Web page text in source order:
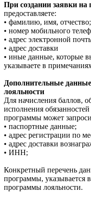
При создании заявки на
предоставляете:
• фамилию, имя, отчество;
• номер мобильного
• адрес электронной
• адрес доставки
• иные данные, которые
указываете в
Дополнительные
лояльности
Для начисления баллов,
исполнения
программы может
• паспортные данные;
• адрес регистрации по
• адрес доставки
• ИНН;
Конкретный перечень
программы, указывается
программы лояльности.